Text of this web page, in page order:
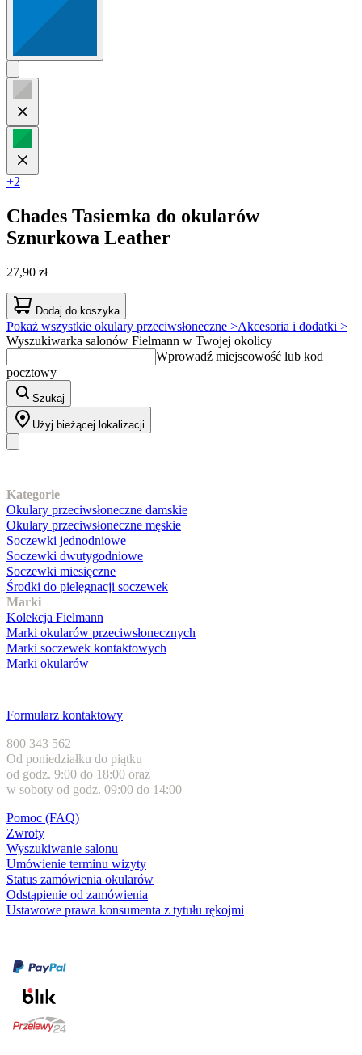
+2
Chades Tasiemka do okularów
Sznurkowa Leather
27,90 zł
Dodaj do koszyka
Pokaż wszystkie okulary przeciwsłoneczne >Akcesoria i dodatki >
Wyszukiwarka salonów Fielmann w Twojej okolicy
Wprowadź miejscowość lub kod
pocztowy
Szukaj
Użyj bieżącej lokalizacji
Kategorie
Okulary przeciwsłoneczne damskie
Okulary przeciwsłoneczne męskie
Soczewki jednodniowe
Soczewki dwutygodniowe
Soczewki miesięczne
Środki do pielęgnacji soczewek
Marki
Kolekcja Fielmann
Marki okularów przeciwsłonecznych
Marki soczewek kontaktowych
Marki okularów
Formularz kontaktowy
800 343 562
Od poniedziałku do piątku
od godz. 9:00 do 18:00 oraz
w soboty od godz. 09:00 do 14:00
Pomoc (FAQ)
Zwroty
Wyszukiwanie salonu
Umówienie terminu wizyty
Status zamówienia okularów
Odstąpienie od zamówienia
Ustawowe prawa konsumenta z tytułu rękojmi